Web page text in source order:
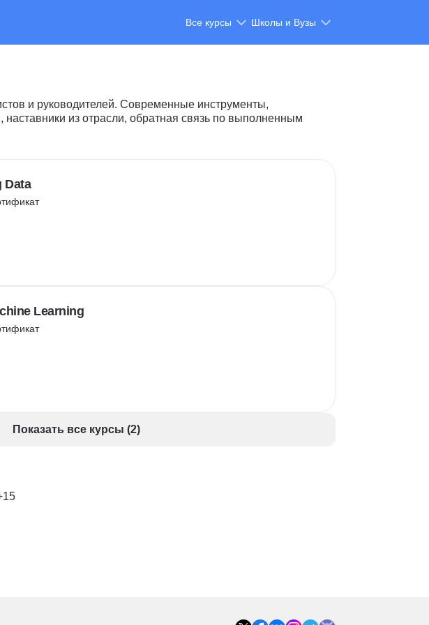
Все курсы Школы и Вузы
и руководителей. Современные инструменты,
наставники из отрасли, обратная связь по выполненным
Data
Learning
Показать все курсы (2)